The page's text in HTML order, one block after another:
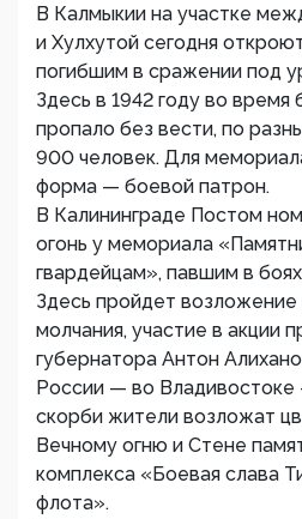
В Калмыкии на участке
и Хулхутой сегодня
погибшим в сражении под
Здесь в 1942 году во время
пропало без вести, по
900 человек. Для
форма — боевой патрон.
В Калининграде Постом
огонь у мемориала
гвардейцам», павшим в
Здесь пройдет возложение
молчания, участие в акции
губернатора Антон
России — во
скорби жители возложат
Вечному огню и Стене
комплекса «Боевая слава
флота».